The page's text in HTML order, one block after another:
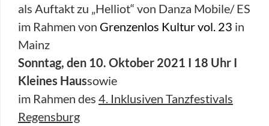
als Auftakt zu „Helliot“ von Danza Mobile/ ES
im Rahmen von Grenzenlos Kultur vol. 23 in
Mainz
Sonntag, den 10. Oktober 2021 I 18 Uhr I
Kleines Haussowie
im Rahmen des 4. Inklusiven Tanzfestivals
Regensburg